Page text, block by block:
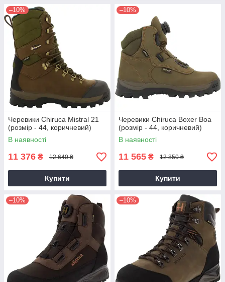
–10%
Черевики Chiruca Mistral 21
(розмір - 44, коричневий)
В наявності
11 376 ₴ 12 640 ₴
Купити
–10%
Черевики Chiruca Boxer Boa
(розмір - 44, коричневий)
В наявності
11 565 ₴ 12 850 ₴
Купити
–10% –10%